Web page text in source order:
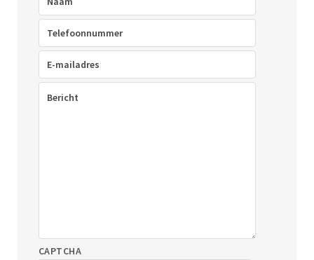
Telefoon
mailadres(Vereist)
CAPTCHA